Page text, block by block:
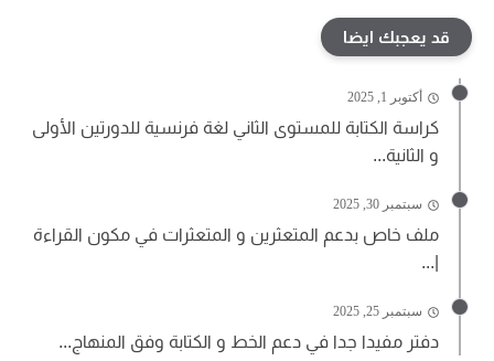
قد يعجبك ايضا
أكتوبر 1, 2025
كراسة الكتابة للمستوى الثاني لغة فرنسية للدورتين الأولى
و الثانية...
سبتمبر 30, 2025
ملف خاص بدعم المتعثرين و المتعثرات في مكون القراءة
|...
سبتمبر 25, 2025
دفتر مفيدا جدا في دعم الخط و الكتابة وفق المنهاج...